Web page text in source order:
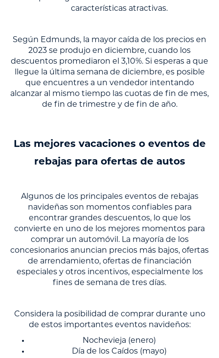
características atractivas.
Según Edmunds, la mayor caída de los precios en
2023 se produjo en diciembre, cuando los
descuentos promediaron el 3,10%. Si esperas a que
llegue la última semana de diciembre, es posible
que encuentres a un vendedor intentando
alcanzar al mismo tiempo las cuotas de fin de mes,
de fin de trimestre y de fin de año.
Las mejores vacaciones o eventos de
rebajas para ofertas de autos
Algunos de los principales eventos de rebajas
navideñas son momentos confiables para
encontrar grandes descuentos, lo que los
convierte en uno de los mejores momentos para
comprar un automóvil. La mayoría de los
concesionarios anuncian precios más bajos, ofertas
de arrendamiento, ofertas de financiación
especiales y otros incentivos, especialmente los
fines de semana de tres días.
Considera la posibilidad de comprar durante uno
de estos importantes eventos navideños:
Nochevieja (enero)
Día de los Caídos (mayo)